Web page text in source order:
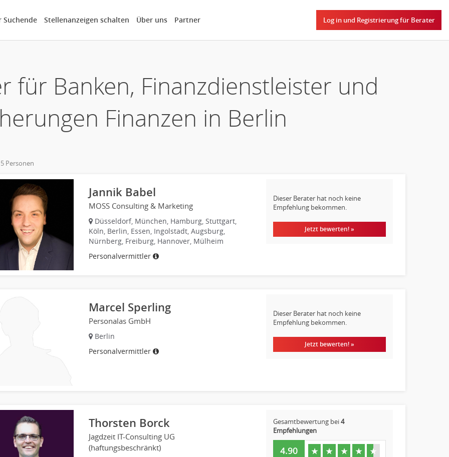
Suchende Stellenanzeigen schalten Über uns Partner Log in und Registrierung für Berater
für Banken, Finanzdienstleister und
Finanzen in Berlin
Personen
Jannik Babel
MOSS Consulting & Marketing
Düsseldorf, München, Hamburg, Stuttgart,
Köln, Berlin, Essen, Ingolstadt, Augsburg,
Nürnberg, Freiburg, Hannover, Mülheim
Personalvermittler
Dieser Berater hat noch keine
Empfehlung bekommen.
Jetzt bewerten! »
Marcel Sperling
Personalas GmbH
Berlin
Personalvermittler
Dieser Berater hat noch keine
Empfehlung bekommen.
Jetzt bewerten! »
Thorsten Borck
Jagdzeit IT-Consulting UG
(haftungsbeschränkt)
Gesamtbewertung bei4
Empfehlungen
4.90 ★ ★ ★ ★ ★